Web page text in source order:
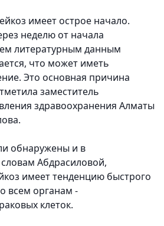
имеет острое начало.
неделю от начала
литературным данным
что может иметь
Это основная причина
заместитель
здравоохранения Алматы
обнаружены и в
Абдрасиловой,
имеет тенденцию быстрого
всем органам -
клеток.